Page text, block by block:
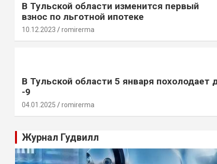
В Тульской области изменится первый
взнос по льготной ипотеке
10.12.2023 romirerma
В Тульской области 5 января похолодает
-9
04.01.2025 romirerma
Журнал Гудвилл